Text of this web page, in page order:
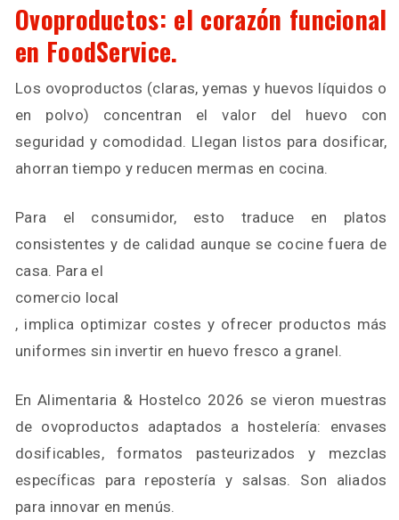
Ovoproductos: el corazón funcional
en FoodService.
Los ovoproductos (claras, yemas y huevos líquidos o
en polvo) concentran el valor del huevo con
seguridad y comodidad. Llegan listos para dosificar,
ahorran tiempo y reducen mermas en cocina.
Para el consumidor, esto traduce en platos
consistentes y de calidad aunque se cocine fuera de
casa. Para el
comercio local
, implica optimizar costes y ofrecer productos más
uniformes sin invertir en huevo fresco a granel.
En Alimentaria & Hostelco 2026 se vieron muestras
de ovoproductos adaptados a hostelería: envases
dosificables, formatos pasteurizados y mezclas
específicas para repostería y salsas. Son aliados
para innovar en menús.